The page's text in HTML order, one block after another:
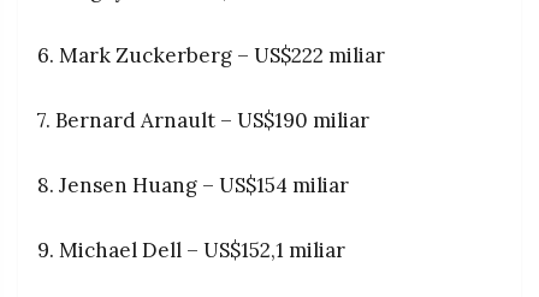
6. Mark Zuckerberg – US$222 miliar
7. Bernard Arnault – US$190 miliar
8. Jensen Huang – US$154 miliar
9. Michael Dell – US$152,1 miliar